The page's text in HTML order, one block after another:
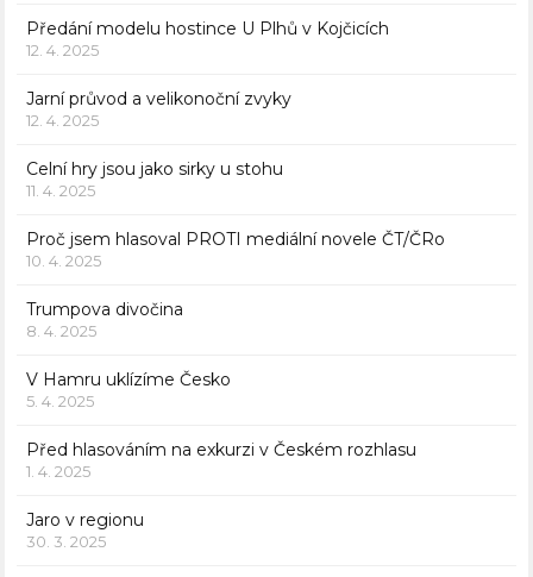
Předání modelu hostince U Plhů v Kojčicích
12. 4. 2025
Jarní průvod a velikonoční zvyky
12. 4. 2025
Celní hry jsou jako sirky u stohu
11. 4. 2025
Proč jsem hlasoval PROTI mediální novele ČT/ČRo
10. 4. 2025
Trumpova divočina
8. 4. 2025
V Hamru uklízíme Česko
5. 4. 2025
Před hlasováním na exkurzi v Českém rozhlasu
1. 4. 2025
Jaro v regionu
30. 3. 2025